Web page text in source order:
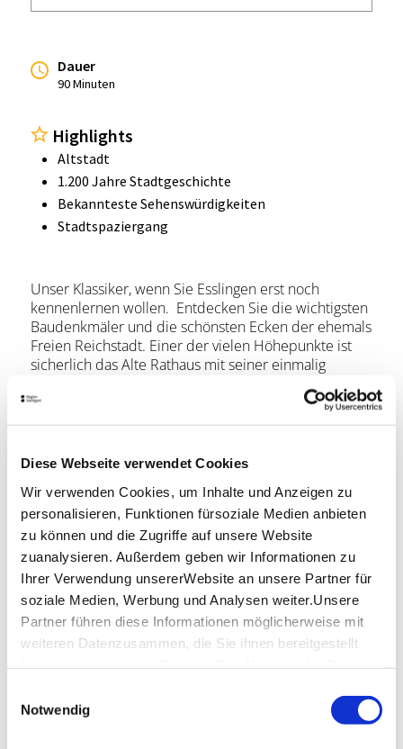
Diese Webseite verwendet Cookies
Wir verwenden Cookies, um Inhalte und Anzeigen zu
personalisieren, Funktionen fürsoziale Medien anbieten
zu können und die Zugriffe auf unsere Website
zuanalysieren. Außerdem geben wir Informationen zu
Ihrer Verwendung unsererWebsite an unsere Partner für
soziale Medien, Werbung und Analysen weiter.Unsere
Partner führen diese Informationen möglicherweise mit
weiteren Datenzusammen, die Sie ihnen bereitgestellt
Impressum
Notwendig
Dauer
90 Minuten
Highlights
Altstadt
1.200 Jahre Stadtgeschichte
Bekannteste Sehenswürdigkeiten
Stadtspaziergang
Unser Klassiker, wenn Sie Esslingen erst noch
kennenlernen wollen. Entdecken Sie die wichtigsten
Baudenkmäler und die schönsten Ecken der ehemals
Freien Reichstadt. Einer der vielen Höhepunkte ist
sicherlich das Alte Rathaus mit seiner einmalig
schönen Renaissancefassade oder die Stadtkirche St.
Dionys mit seinem prägnaten Doppelturm. Erleben
Sie 1.200 Jahre Stadtgeschichte(n).
Mitzubringen ist
Tickets sind ausgedruckt oder digital zur Führung
mitzubringen
Hinweis an die Teilnehmer